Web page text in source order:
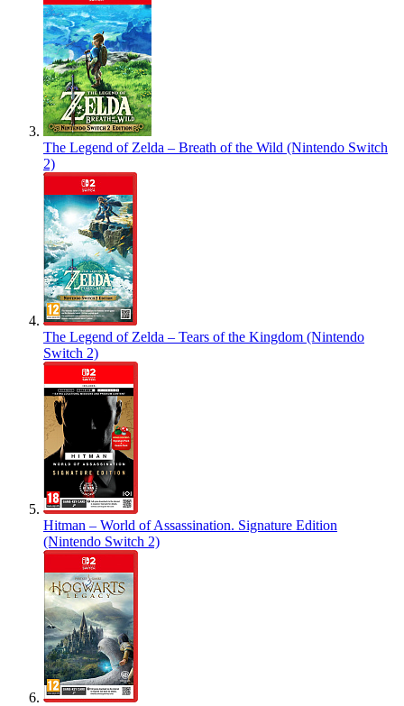
The Legend of Zelda – Breath of the Wild (Nintendo Switch
2)
The Legend of Zelda – Tears of the Kingdom (Nintendo
Switch 2)
Hitman – World of Assassination. Signature Edition
(Nintendo Switch 2)